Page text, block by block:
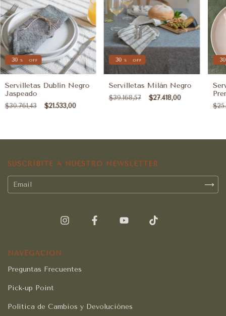
30 % OFF
Servilletas Dublín Negro
Jaspeado
$30.761,43 $21.533,00
30 % OFF
Servilletas Milán Negro
$39.168,57 $27.418,00
30
SUSCRIBITE A NUESTRO NEWSLETTER
NAVEGACIÓN
Preguntas Frecuentes
Pick-up Point
Política de Cambios y Devoluciónes